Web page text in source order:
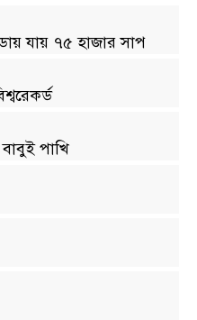
যায় ৭৫ হাজার সাপ
বাবুই পাখি